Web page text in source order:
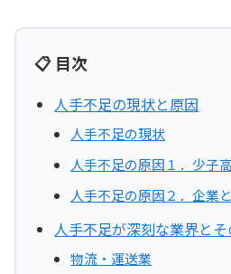
📋 目次
人手不足の現状と原因
人手不足の現状
人手不足の原因１．少子
人手不足の原因２．企業
人手不足が深刻な業界と
物流・運送業